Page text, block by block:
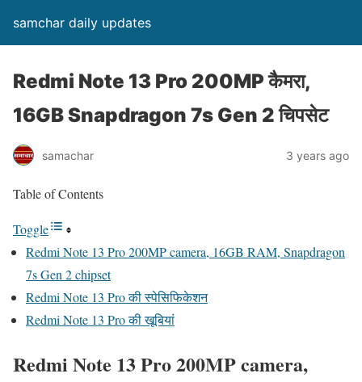
samchar daily updates
Redmi Note 13 Pro 200MP कैमरा,
16GB Snapdragon 7s Gen 2 चिपसेट
samachar 3 years ago
Table of Contents
Toggle
Redmi Note 13 Pro 200MP camera, 16GB RAM, Snapdragon
7s Gen 2 chipset
Redmi Note 13 Pro की स्पेसिफिकेशन
Redmi Note 13 Pro की खूबियां
Redmi Note 13 Pro 200MP camera,